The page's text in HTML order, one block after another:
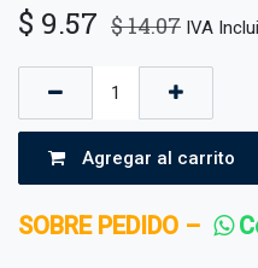
$ 9.57 $14.07 IVA
Agregar al carrito
SOBRE PEDIDO –